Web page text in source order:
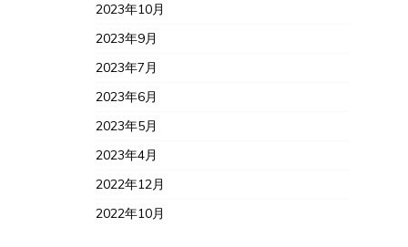
2023年10月
2023年9月
2023年7月
2023年6月
2023年5月
2023年4月
2022年12月
2022年10月